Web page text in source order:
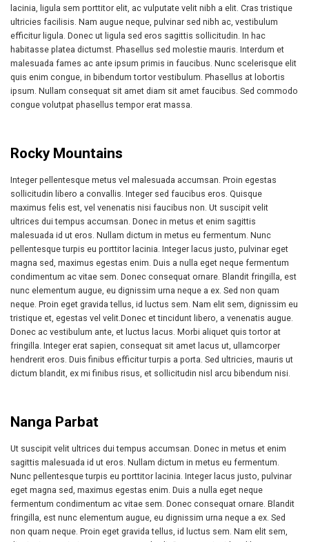
lacinia, ligula sem porttitor elit, ac vulputate velit nibh a elit. Cras tristique
ultricies facilisis. Nam augue neque, pulvinar sed nibh ac, vestibulum
efficitur ligula. Donec ut ligula sed eros sagittis sollicitudin. In hac
habitasse platea dictumst. Phasellus sed molestie mauris. Interdum et
malesuada fames ac ante ipsum primis in faucibus. Nunc scelerisque elit
quis enim congue, in bibendum tortor vestibulum. Phasellus at lobortis
ipsum. Nullam consequat sit amet diam sit amet faucibus. Sed commodo
congue volutpat phasellus tempor erat massa.
Rocky Mountains
Integer pellentesque metus vel malesuada accumsan. Proin egestas
sollicitudin libero a convallis. Integer sed faucibus eros. Quisque
maximus felis est, vel venenatis nisi faucibus non. Ut suscipit velit
ultrices dui tempus accumsan. Donec in metus et enim sagittis
malesuada id ut eros. Nullam dictum in metus eu fermentum. Nunc
pellentesque turpis eu porttitor lacinia. Integer lacus justo, pulvinar eget
magna sed, maximus egestas enim. Duis a nulla eget neque fermentum
condimentum ac vitae sem. Donec consequat ornare. Blandit fringilla, est
nunc elementum augue, eu dignissim urna neque a ex. Sed non quam
neque. Proin eget gravida tellus, id luctus sem. Nam elit sem, dignissim eu
tristique et, egestas vel velit.Donec et tincidunt libero, a venenatis augue.
Donec ac vestibulum ante, et luctus lacus. Morbi aliquet quis tortor at
fringilla. Integer erat sapien, consequat sit amet lacus ut, ullamcorper
hendrerit eros. Duis finibus efficitur turpis a porta. Sed ultricies, mauris ut
dictum blandit, ex mi finibus risus, et sollicitudin nisl arcu bibendum nisi.
Nanga Parbat
Ut suscipit velit ultrices dui tempus accumsan. Donec in metus et enim
sagittis malesuada id ut eros. Nullam dictum in metus eu fermentum.
Nunc pellentesque turpis eu porttitor lacinia. Integer lacus justo, pulvinar
eget magna sed, maximus egestas enim. Duis a nulla eget neque
fermentum condimentum ac vitae sem. Donec consequat ornare. Blandit
fringilla, est nunc elementum augue, eu dignissim urna neque a ex. Sed
non quam neque. Proin eget gravida tellus, id luctus sem. Nam elit sem,